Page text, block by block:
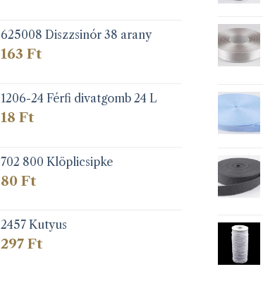
625008 Diszzsinór 38 arany
163 Ft
1206-24 Férfi divatgomb 24 L
18 Ft
702 800 Klöplicsipke
80 Ft
2457 Kutyus
297 Ft